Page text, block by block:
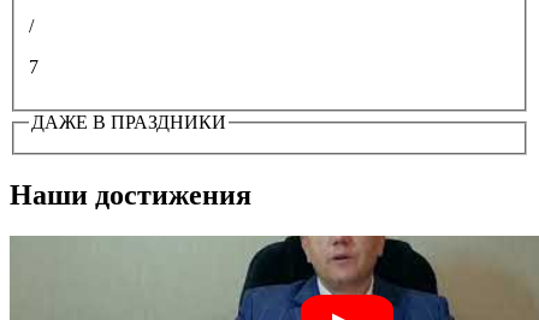
/
7
ДАЖЕ В ПРАЗДНИКИ
Наши достижения